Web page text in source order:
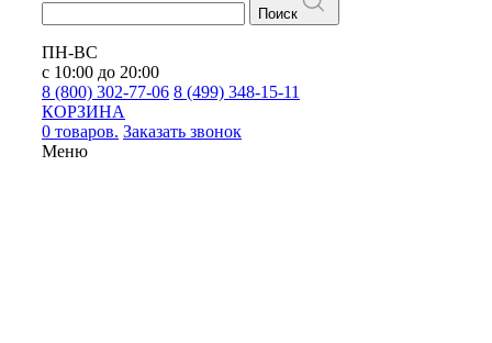
Поиск
ПН-ВС
с 10:00 до 20:00
8 (800) 302-77-06 8 (499) 348-15-11
КОРЗИНА
0 товаров. Заказать звонок
Меню